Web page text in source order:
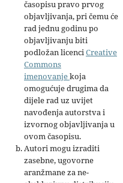
časopisu pravo prvog
objavljivanja, pri čemu će
rad jednu godinu po
objavljivanju biti
podložan licenciCreative
Commons
imenovanjekoja
omogućuje drugima da
dijele rad uz uvijet
navođenja autorstva i
izvornog objavljivanja u
ovom časopisu.
Autori mogu izraditi
zasebne, ugovorne
aranžmane za ne-